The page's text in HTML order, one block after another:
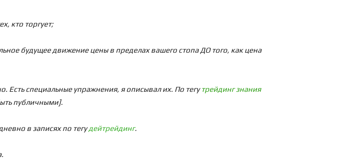
кто торгует;
будущее движение цены в пределах вашего стопа ДО того, как цена
Есть специальные упражнения, я описывал их. По тегутрейдинг знания
публичными].
в записях по тегудейтрейдинг.